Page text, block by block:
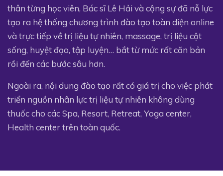
thân từng học viên, Bác sĩ Lê Hải và cộng sự đã nỗ lực
tạo ra hệ thống chương trình đào tạo toàn diện online
và trực tiếp về trị liệu tự nhiên, massage, trị liệu cột
sống, huyệt đạo, tập luyện… bắt từ mức rất căn bản
rồi đến các bước sâu hơn.
Ngoài ra, nội dung đào tạo rất có giá trị cho việc phát
triển nguồn nhân lực trị liệu tự nhiên không dùng
thuốc cho các Spa, Resort, Retreat, Yoga center,
Health center trên toàn quốc.